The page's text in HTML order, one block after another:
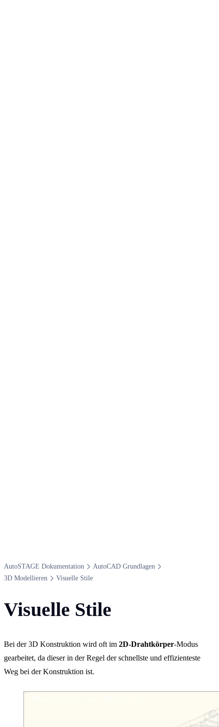
Auto​STAGE Dokumentation
Auto​CAD Grundlagen
3​D Modellieren
Visuelle Stile
Visuelle Stile
Bei der 3D Konstruktion wird oft im 2D-Drahtkörper-Modus
gearbeitet, da dieser in der Regel der schnellste und effizienteste
Weg bei der Konstruktion ist.